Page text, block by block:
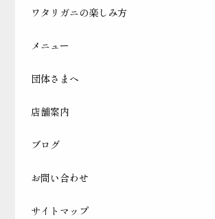
ワタリガニの楽しみ方
メニュー
団体さまへ
店舗案内
ブログ
お問い合わせ
サイトマップ